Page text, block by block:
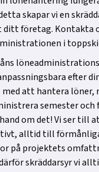
skapar vi en
ditt företag. Kontakta
i
efter
med att hantera löner,
semester och
om det! Vi ser till
alltid till
på projektets
skräddarsyr vi